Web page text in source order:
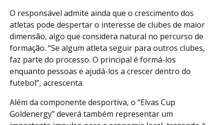
O responsável admite ainda que o crescimento dos
atletas pode despertar o interesse de clubes de maior
dimensão, algo que considera natural no percurso de
formação. “Se algum atleta seguir para outros clubes,
faz parte do processo. O principal é formá-los
enquanto pessoas e ajudá-los a crescer dentro do
futebol”, acrescenta.
Além da componente desportiva, o “Elvas Cup
Goldenergy” deverá também representar um